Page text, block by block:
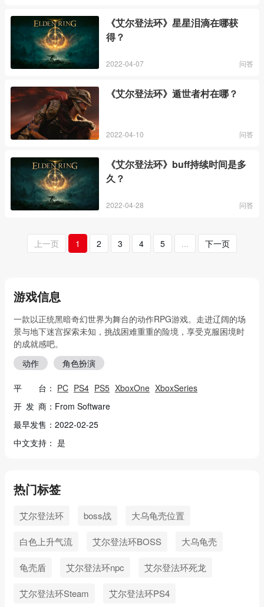
《艾尔登法环》星星泪滴在哪获
得？
2022-04-07 问答
《艾尔登法环》遁世者村在哪？
2022-04-10 问答
《艾尔登法环》buff持续时间是多
久？
2022-04-28 问答
上一页 1 2 3 4 5 ... 下一页
游戏信息
一款以正统黑暗奇幻世界为舞台的动作RPG游戏。走进辽阔的场
景与地下迷宫探索未知，挑战困难重重的险境，享受克服困境时
的成就感吧。
动作
角色扮演
平 台： PC PS4 PS5 XboxOne XboxSeries
开 发 商：From Software
最早发售：2022-02-25
中文支持： 是
热门标签
艾尔登法环 boss战 大乌龟壳位置
白色上升气流 艾尔登法环BOSS 大乌龟壳
龟壳盾 艾尔登法环npc 艾尔登法环死龙
艾尔登法环Steam 艾尔登法环PS4